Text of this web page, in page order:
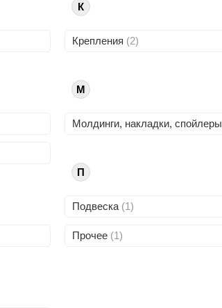
К
Крепления (2)
М
Молдинги, накладки, спойлеры
П
Подвеска (1)
Прочее (1)